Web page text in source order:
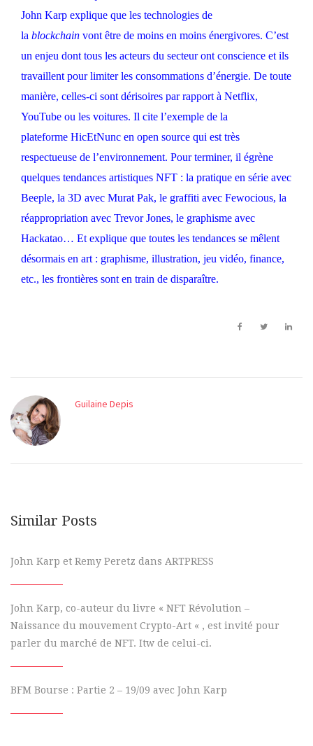
John Karp explique que les technologies de
la blockchain vont être de moins en moins énergivores. C’est
un enjeu dont tous les acteurs du secteur ont conscience et ils
travaillent pour limiter les consommations d’énergie. De toute
manière, celles-ci sont dérisoires par rapport à Netflix,
YouTube ou les voitures. Il cite l’exemple de la
plateforme HicEtNunc en open source qui est très
respectueuse de l’environnement. Pour terminer, il égrène
quelques tendances artistiques NFT : la pratique en série avec
Beeple, la 3D avec Murat Pak, le graffiti avec Fewocious, la
réappropriation avec Trevor Jones, le graphisme avec
Hackatao… Et explique que toutes les tendances se mêlent
désormais en art : graphisme, illustration, jeu vidéo, finance,
etc., les frontières sont en train de disparaître.
Guilaine Depis
Similar Posts
John Karp et Remy Peretz dans ARTPRESS
John Karp, co-auteur du livre « NFT Révolution –
Naissance du mouvement Crypto-Art « , est invité pour
parler du marché de NFT. Itw de celui-ci.
BFM Bourse : Partie 2 – 19/09 avec John Karp